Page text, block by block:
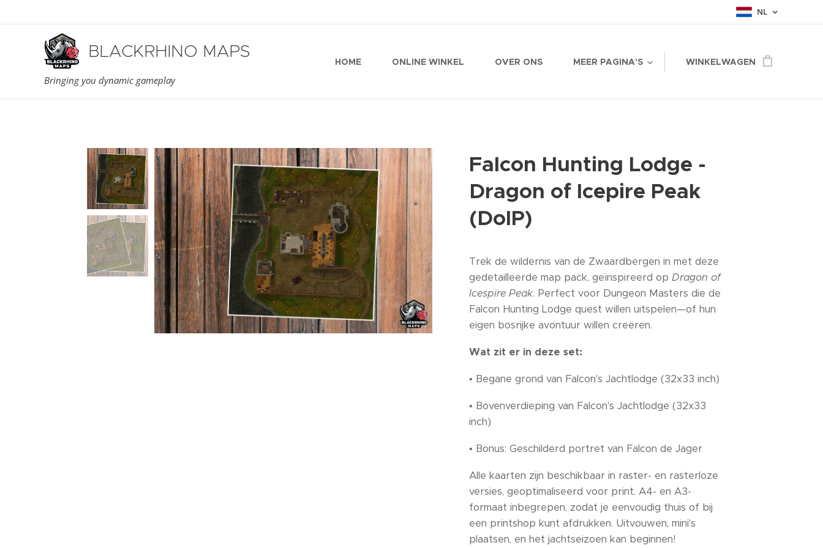
NL
BLACKRHINO MAPS
Bringing you dynamic gameplay
HOME ONLINE WINKEL OVER ONS MEER PAGINA'S WINKELWAGEN
Falcon Hunting Lodge -
Dragon of Icepire Peak
(DoIP)
Trek de wildernis van de Zwaardbergen in met deze
gedetailleerde map pack, geïnspireerd opDragon of
Icespire Peak. Perfect voor Dungeon Masters die de
Falcon Hunting Lodge quest willen uitspelen—of hun
eigen bosrijke avontuur willen creëren.
Wat zit er in deze set:
• Begane grond van Falcon's Jachtlodge (32x33 inch)
• Bovenverdieping van Falcon's Jachtlodge (32x33
inch)
• Bonus: Geschilderd portret van Falcon de Jager
Alle kaarten zijn beschikbaar in raster- en rasterloze
versies, geoptimaliseerd voor print. A4- en A3-
formaat inbegrepen, zodat je eenvoudig thuis of bij
een printshop kunt afdrukken. Uitvouwen, mini's
plaatsen, en het jachtseizoen kan beginnen!